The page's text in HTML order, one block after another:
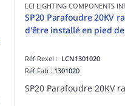
LCI LIGHTING COMPONENTS
SP20 Parafoudre 20KV
d'être installé en pied
Réf Rexel : LCN1301020
Réf Fab : 1301020